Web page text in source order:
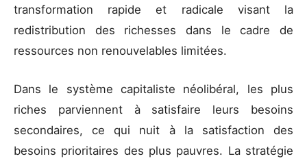
transformation rapide et radicale visant la
redistribution des richesses dans le cadre de
ressources non renouvelables limitées.
Dans le système capitaliste néolibéral, les plus
riches parviennent à satisfaire leurs besoins
secondaires, ce qui nuit à la satisfaction des
besoins prioritaires des plus pauvres. La stratégie